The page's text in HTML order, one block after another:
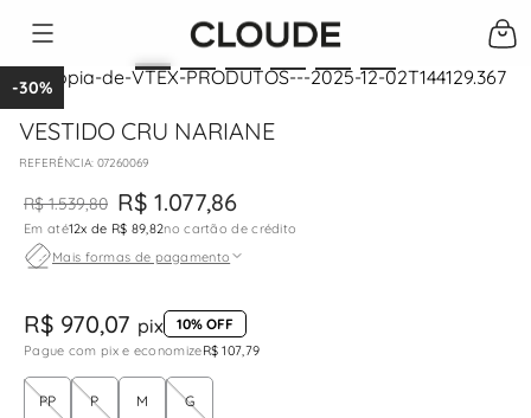
-30%
VESTIDO CRU NARIANE
: 07260069
R$ 1.539,80 R$ 1.077,86
Em até12x de R$ 89,82no cartão de crédito
Mais formas de pagamento
R$ 970,07 pix 10% OFF
Pague com pix e economizeR$ 107,79
PP P M G